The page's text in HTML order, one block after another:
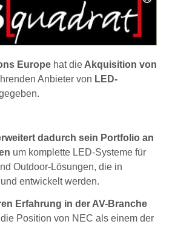
Europe hat die Akquisition von
Anbieter von LED-
dadurch sein Portfolio an
um komplette LED-Systeme für
Outdoor-Lösungen, die in
entwickelt werden.
Erfahrung in der AV-Branche
Position von NEC als einem der